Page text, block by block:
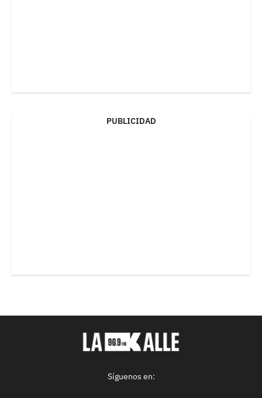
PUBLICIDAD
Síguenos en: